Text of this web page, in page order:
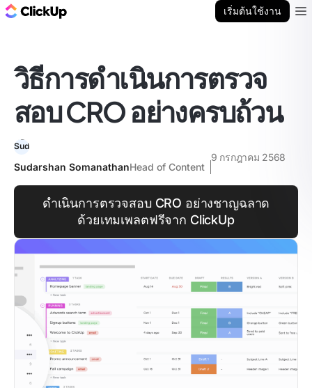
เริ่มต้นใช้งาน
วิธีการดำเนินการตรวจ
สอบ CRO อย่างครบถ้วน
Sudarshan SomanathanHead of Content
9 กรกฎาคม 2568
ดำเนินการตรวจสอบ CRO อย่างชาญฉลาด
ด้วยเทมเพลตฟรีจาก ClickUp